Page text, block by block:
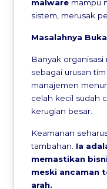
malware mampu
sistem, merusak
Masalahnya
Banyak
sebagai urusan
manajemen
celah kecil sudah
kerugian besar.
Keamanan
tambahan. Ia
memastikan
meski ancaman
arah.